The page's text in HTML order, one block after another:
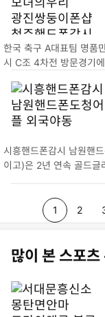
한국 축구 A대표팀 명품
시 C조 4차전 방문경기
시흥핸드폰감시 남원핸
이고)은 2년 연속 골드
p
a
g
1 p
g
e
2
g
많이 본 스포츠